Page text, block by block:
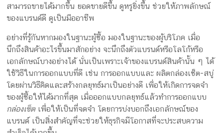
สามารถขายได้มากขึ้น ยอดขายดีขึ้น ดูหรูยิ่งขึ้น ช่วยให้ภาพลักษณ์
ของแบรนด์ดี ดูเป็นมืออาชีพ
อย่างที่รู้กันหากมองในฐานะผู้ซื้อ มองในฐานะของผู้บริโภค เมื่อ
นึกถึงสินค้าอะไรขึ้นมาสักอย่าง จะนึกถึงตัวแบรนด์หรือโลโก้หรือ
เอกลักษณ์บางอย่างได้ นั่นเป็นเพราะเจ้าของแบรนด์สินค้านั้น ๆ ได้
ใช้วิธีในการออกแบบที่ดี เช่น การออกแบบและ ผลิตกล่องเซ็ต-สบู่
โดยผ่านวิธีคิดและสร้างกลยุทธ์มาเป็นอย่างดี เพื่อให้เกิดการจดจำ
ของผู้ซื้อให้ได้มากที่สุด เมื่อออกแบบกลยุทธ์แล้วทำการออกแบบ
กล่องเซ็ตเพื่อให้เป็นที่จดจำ โดยการบ่งบอกถึงเอกลักษณ์ของ
แบรนด์ เป็นสิ่งสำคัญที่จะช่วยให้ธุรกิจมีโอกาสที่จะประสบความ